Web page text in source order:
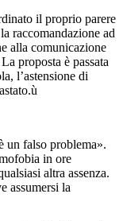
il proprio parere
raccomandazione ad
alla comunicazione
proposta è passata
l’astensione di
un falso problema».
in ore
altra assenza.
assumersi la